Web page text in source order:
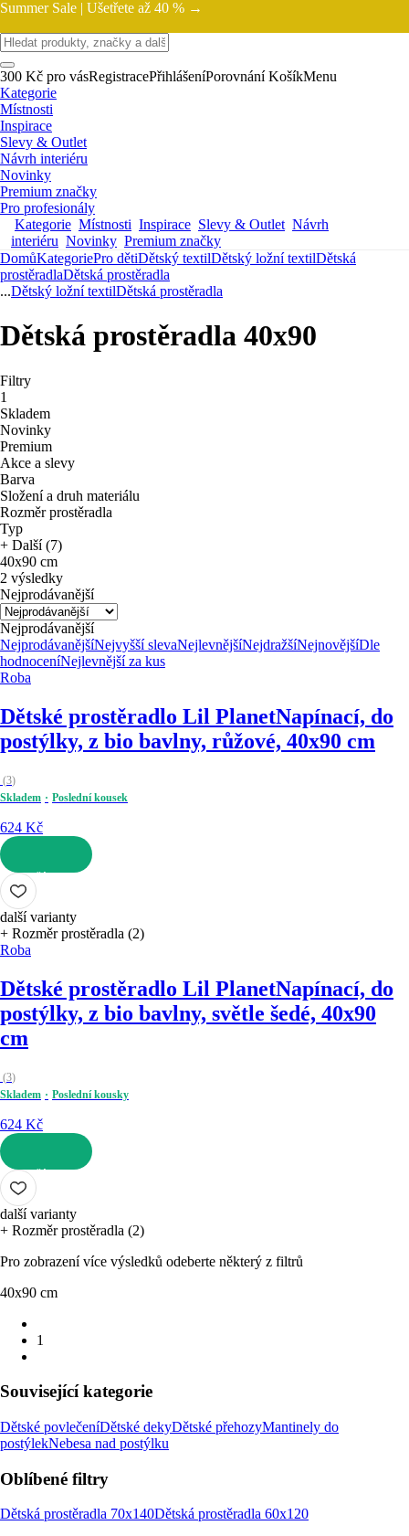
Summer Sale | Ušetřete až 40 % →
300 Kč pro vásRegistracePřihlášeníPorovnání KošíkMenu
Kategorie
Místnosti
Inspirace
Slevy & Outlet
Návrh interiéru
Novinky
Premium značky
Pro profesionály
Kategorie Místnosti Inspirace Slevy & Outlet Návrh
interiéru Novinky Premium značky
DomůKategoriePro dětiDětský textilDětský ložní textilDětská
prostěradlaDětská prostěradla
...Dětský ložní textilDětská prostěradla
Dětská prostěradla 40x90
Filtry
1
Skladem
Novinky
Premium
Akce a slevy
Barva
Složení a druh materiálu
Rozměr prostěradla
Typ
+ Další (7)
40x90 cm
2 výsledky
Nejprodávanější
Nejprodávanější
NejprodávanějšíNejvyšší slevaNejlevnějšíNejdražšíNejnovějšíDle
hodnoceníNejlevnější za kus
Roba
Dětské prostěradlo Lil PlanetNapínací, do
postýlky, z bio bavlny, růžové, 40x90 cm
(3)
Skladem
Poslední kousek
624 Kč
DO KOŠÍKU
další varianty
+ Rozměr prostěradla (2)
Roba
Dětské prostěradlo Lil PlanetNapínací, do
postýlky, z bio bavlny, světle šedé, 40x90
cm
(3)
Skladem
Poslední kousky
624 Kč
DO KOŠÍKU
další varianty
+ Rozměr prostěradla (2)
Pro zobrazení více výsledků odeberte některý z filtrů
40x90 cm
1
Související kategorie
Dětské povlečeníDětské dekyDětské přehozyMantinely do
postýlekNebesa nad postýlku
Oblíbené filtry
Dětská prostěradla 70x140Dětská prostěradla 60x120